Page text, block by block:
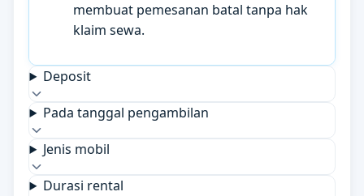
membuat pemesanan batal tanpa hak
klaim sewa.
Deposit
Pada tanggal pengambilan
Jenis mobil
Durasi rental